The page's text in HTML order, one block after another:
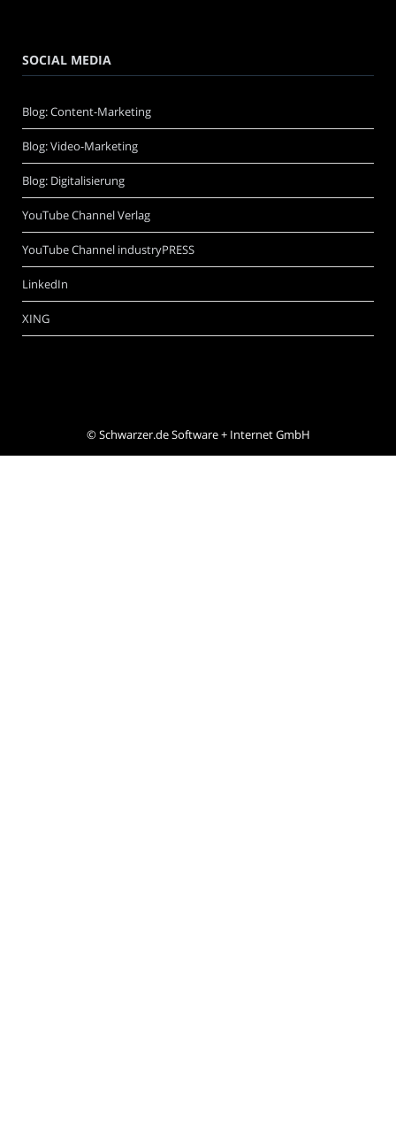
SOCIAL MEDIA
Blog: Content-Marketing
Blog: Video-Marketing
Blog: Digitalisierung
YouTube Channel Verlag
YouTube Channel industryPRESS
LinkedIn
XING
©Schwarzer.de Software + Internet GmbH